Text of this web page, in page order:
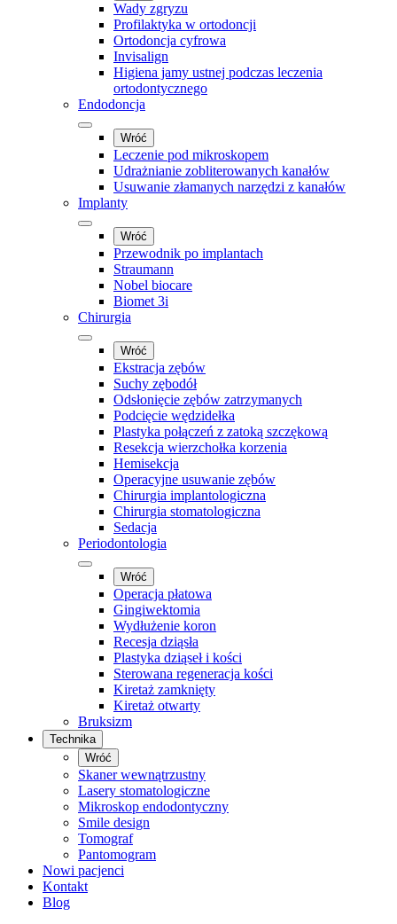
Wady zgryzu
Profilaktyka w ortodoncji
Ortodoncja cyfrowa
Invisalign
Higiena jamy ustnej podczas leczenia
ortodontycznego
Endodoncja
Wróć
Leczenie pod mikroskopem
Udrażnianie zobliterowanych kanałów
Usuwanie złamanych narzędzi z kanałów
Implanty
Wróć
Przewodnik po implantach
Straumann
Nobel biocare
Biomet 3i
Chirurgia
Wróć
Ekstracja zębów
Suchy zębodół
Odsłonięcie zębów zatrzymanych
Podcięcie wędzidełka
Plastyka połączeń z zatoką szczękową
Resekcja wierzchołka korzenia
Hemisekcja
Operacyjne usuwanie zębów
Chirurgia implantologiczna
Chirurgia stomatologiczna
Sedacja
Periodontologia
Wróć
Operacja płatowa
Gingiwektomia
Wydłużenie koron
Recesja dziąsła
Plastyka dziąseł i kości
Sterowana regeneracja kości
Kiretaż zamknięty
Kiretaż otwarty
Bruksizm
Technika
Wróć
Skaner wewnątrzustny
Lasery stomatologiczne
Mikroskop endodontyczny
Smile design
Tomograf
Pantomogram
Nowi pacjenci
Kontakt
Blog